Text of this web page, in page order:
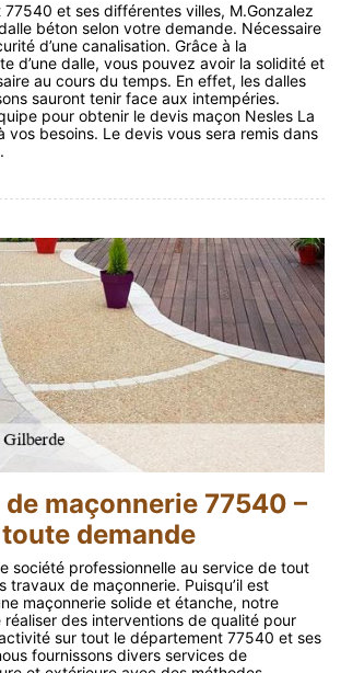
et ses différentes villes, M.Gonzalez
béton selon votre demande. Nécessaire
d’une canalisation. Grâce à la
d’une dalle, vous pouvez avoir la solidité et
au cours du temps. En effet, les dalles
sauront tenir face aux intempéries.
pour obtenir le devis maçon Nesles La
vos besoins. Le devis vous sera remis dans
maçonnerie 77540 –
demande
société professionnelle au service de tout
travaux de maçonnerie. Puisqu’il est
maçonnerie solide et étanche, notre
réaliser des interventions de qualité pour
sur tout le département 77540 et ses
fournissons divers services de